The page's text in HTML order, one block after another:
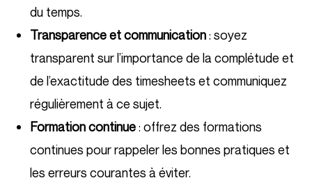
du temps.
Transparence et communication: soyez
transparent sur l’importance de la complétude et
de l’exactitude des timesheets et communiquez
régulièrement à ce sujet.
Formation continue: offrez des formations
continues pour rappeler les bonnes pratiques et
les erreurs courantes à éviter.